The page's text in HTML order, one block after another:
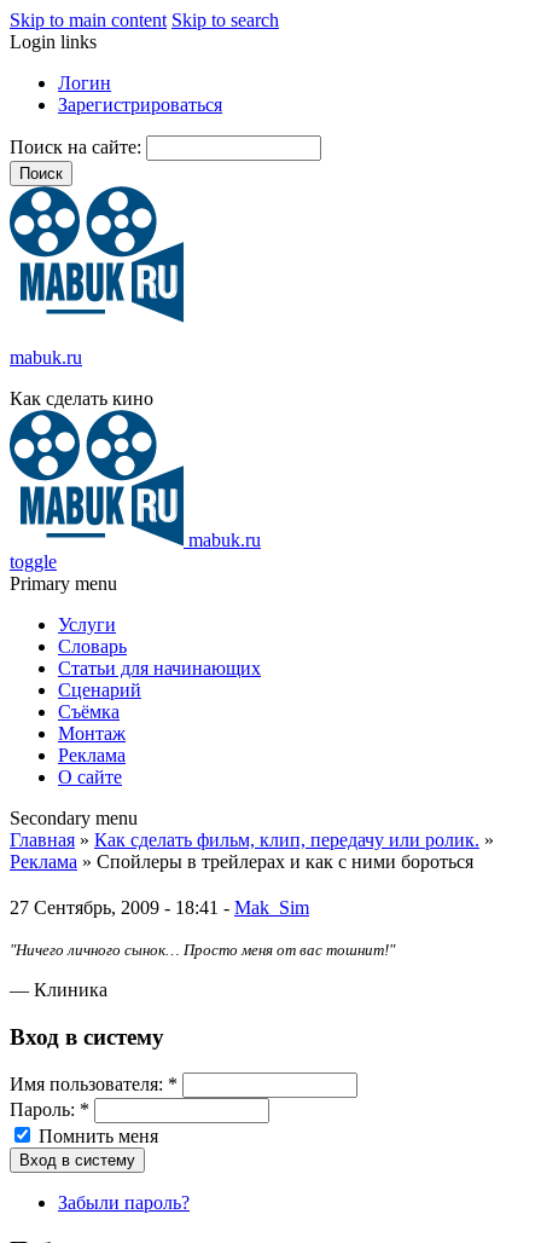
Skip to main content Skip to search
Login links
Логин
Зарегистрироваться
Поиск на сайте:
mabuk.ru
Как сделать кино
mabuk.ru
toggle
Primary menu
Услуги
Словарь
Статьи для начинающих
Сценарий
Съёмка
Монтаж
Реклама
О сайте
Secondary menu
Главная » Как сделать фильм, клип, передачу или ролик. »
Реклама » Спойлеры в трейлерах и как с ними бороться
27 Сентябрь, 2009 - 18:41 - Mak_Sim
"Ничего личного сынок… Просто меня от вас тошнит!"
— Клиника
Вход в систему
Имя пoльзовaтeля: *
Пароль: *
Помнить меня
Забыли пароль?